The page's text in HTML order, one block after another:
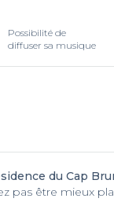
Possibilité de
diffuser sa musique
du Cap
pas être mieux